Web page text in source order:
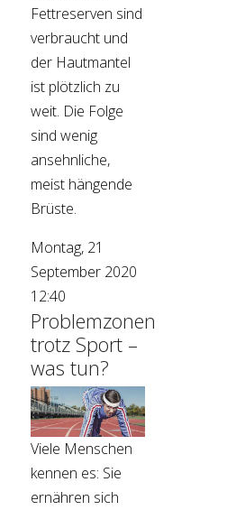
Fettreserven sind
verbraucht und
der Hautmantel
ist plötzlich zu
weit. Die Folge
sind wenig
ansehnliche,
meist hängende
Brüste.
Montag, 21
September 2020
12:40
Problemzonen
trotz Sport –
was tun?
Viele Menschen
kennen es: Sie
ernähren sich